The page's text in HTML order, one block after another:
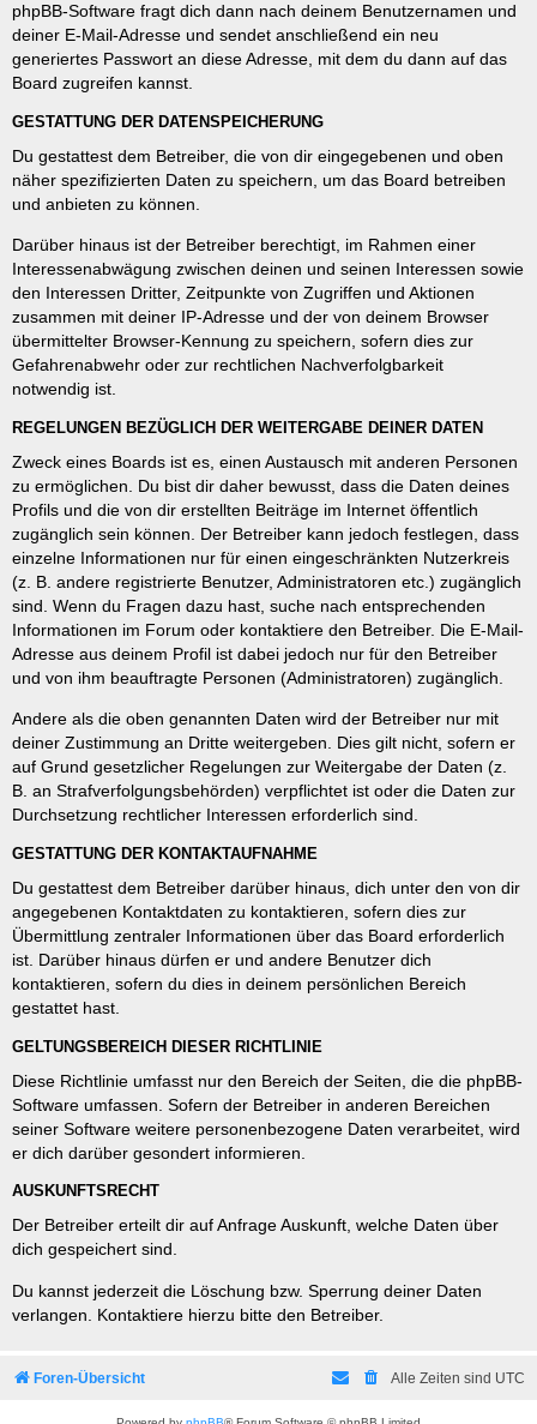
phpBB-Software fragt dich dann nach deinem Benutzernamen und
deiner E-Mail-Adresse und sendet anschließend ein neu
generiertes Passwort an diese Adresse, mit dem du dann auf das
Board zugreifen kannst.
GESTATTUNG DER DATENSPEICHERUNG
Du gestattest dem Betreiber, die von dir eingegebenen und oben
näher spezifizierten Daten zu speichern, um das Board betreiben
und anbieten zu können.
Darüber hinaus ist der Betreiber berechtigt, im Rahmen einer
Interessenabwägung zwischen deinen und seinen Interessen sowie
den Interessen Dritter, Zeitpunkte von Zugriffen und Aktionen
zusammen mit deiner IP-Adresse und der von deinem Browser
übermittelter Browser-Kennung zu speichern, sofern dies zur
Gefahrenabwehr oder zur rechtlichen Nachverfolgbarkeit
notwendig ist.
REGELUNGEN BEZÜGLICH DER WEITERGABE DEINER DATEN
Zweck eines Boards ist es, einen Austausch mit anderen Personen
zu ermöglichen. Du bist dir daher bewusst, dass die Daten deines
Profils und die von dir erstellten Beiträge im Internet öffentlich
zugänglich sein können. Der Betreiber kann jedoch festlegen, dass
einzelne Informationen nur für einen eingeschränkten Nutzerkreis
(z. B. andere registrierte Benutzer, Administratoren etc.) zugänglich
sind. Wenn du Fragen dazu hast, suche nach entsprechenden
Informationen im Forum oder kontaktiere den Betreiber. Die E-Mail-
Adresse aus deinem Profil ist dabei jedoch nur für den Betreiber
und von ihm beauftragte Personen (Administratoren) zugänglich.
Andere als die oben genannten Daten wird der Betreiber nur mit
deiner Zustimmung an Dritte weitergeben. Dies gilt nicht, sofern er
auf Grund gesetzlicher Regelungen zur Weitergabe der Daten (z.
B. an Strafverfolgungsbehörden) verpflichtet ist oder die Daten zur
Durchsetzung rechtlicher Interessen erforderlich sind.
GESTATTUNG DER KONTAKTAUFNAHME
Du gestattest dem Betreiber darüber hinaus, dich unter den von dir
angegebenen Kontaktdaten zu kontaktieren, sofern dies zur
Übermittlung zentraler Informationen über das Board erforderlich
ist. Darüber hinaus dürfen er und andere Benutzer dich
kontaktieren, sofern du dies in deinem persönlichen Bereich
gestattet hast.
GELTUNGSBEREICH DIESER RICHTLINIE
Diese Richtlinie umfasst nur den Bereich der Seiten, die die phpBB-
Software umfassen. Sofern der Betreiber in anderen Bereichen
seiner Software weitere personenbezogene Daten verarbeitet, wird
er dich darüber gesondert informieren.
AUSKUNFTSRECHT
Der Betreiber erteilt dir auf Anfrage Auskunft, welche Daten über
dich gespeichert sind.
Du kannst jederzeit die Löschung bzw. Sperrung deiner Daten
verlangen. Kontaktiere hierzu bitte den Betreiber.
Foren-Übersicht Alle Zeiten sind UTC